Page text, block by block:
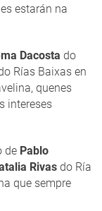
estarán na
Dacosta do
Rías Baixas en
quenes
intereses
de Pablo
Rivas do Ría
que sempre